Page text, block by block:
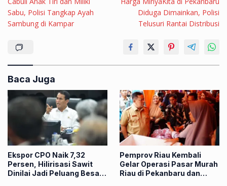
pos
Sabu, Polisi Tangkap Ayah
Sambung di Kampar
Diduga Dimainkan, Polisi
Telusuri Rantai Distribusi
Baca Juga
Ekspor CPO Naik 7,32
Persen, Hilirisasi Sawit
Dinilai Jadi Peluang Besar
Pemprov Riau Kembali
Gelar Operasi Pasar Murah
Riau di Pekanbaru dan